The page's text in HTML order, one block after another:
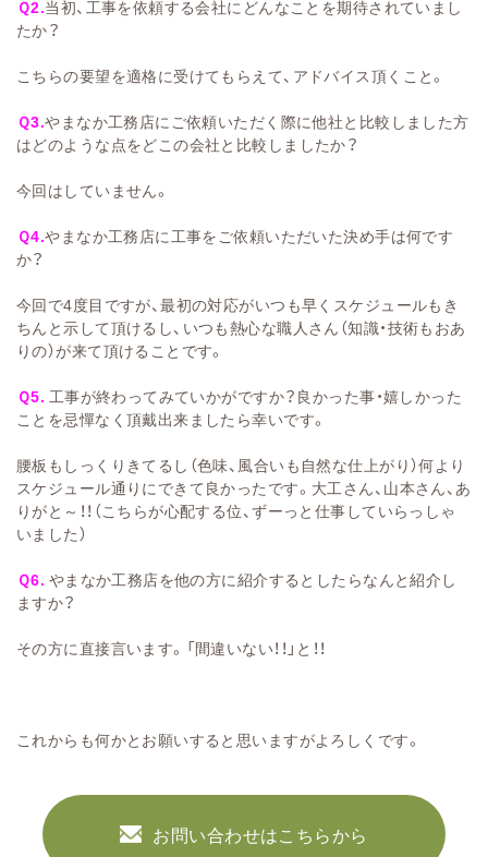
Ｑ2.当初、工事を依頼する会社にどんなことを期待されていまし
たか？
こちらの要望を適格に受けてもらえて、アドバイス頂くこと。
Ｑ3.やまなか工務店にご依頼いただく際に他社と比較しました方
はどのような点をどこの会社と比較しましたか？
今回はしていません。
Ｑ4.やまなか工務店に工事をご依頼いただいた決め手は何です
か？
今回で4度目ですが、最初の対応がいつも早くスケジュールもき
ちんと示して頂けるし、いつも熱心な職人さん（知識・技術もおあ
りの）が来て頂けることです。
Ｑ5. 工事が終わってみていかがですか？良かった事・嬉しかった
ことを忌憚なく頂戴出来ましたら幸いです。
腰板もしっくりきてるし（色味、風合いも自然な仕上がり）何より
スケジュール通りにできて良かったです。大工さん、山本さん、あ
りがと～！！（こちらが心配する位、ずーっと仕事していらっしゃ
いました）
Ｑ6. やまなか工務店を他の方に紹介するとしたらなんと紹介し
ますか？
その方に直接言います。「間違いない！！」と！！
これからも何かとお願いすると思いますがよろしくです。
お問い合わせはこちらから